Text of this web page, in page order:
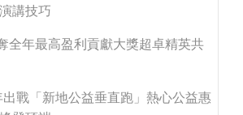
講技巧
全年最高盈利貢獻大獎超卓精英共
戰「新地公益垂直跑」熱心公益惠